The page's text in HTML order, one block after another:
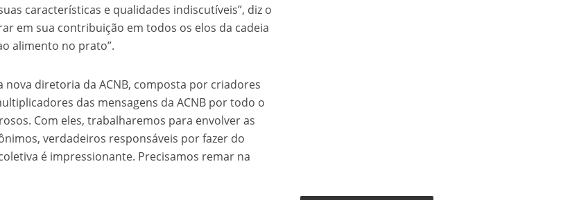
características e qualidades indiscutíveis”, diz o
em sua contribuição em todos os elos da cadeia
alimento no prato”.
diretoria da ACNB, composta por criadores
das mensagens da ACNB por todo o
Com eles, trabalharemos para envolver as
verdadeiros responsáveis por fazer do
é impressionante. Precisamos remar na